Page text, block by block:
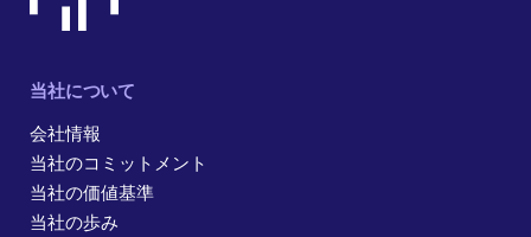
当社について
会社情報
当社のコミットメント
当社の価値基準
当社の歩み